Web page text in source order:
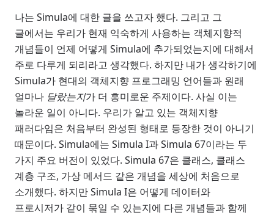
나는 Simula에 대한 글을 쓰고자 했다. 그리고 그
글에서는 우리가 현재 익숙하게 사용하는 객체지향적
개념들이 언제 어떻게 Simula에 추가되었는지에 대해서
주로 다루게 되리라고 생각했다. 하지만 내가 생각하기에
Simula가 현대의 객체지향 프로그래밍 언어들과 원래
얼마나 달랐는지가 더 흥미로운 주제이다. 사실 이는
놀라운 일이 아니다. 우리가 알고 있는 객체지향
패러다임은 처음부터 완성된 형태로 등장한 것이 아니기
때문이다. Simula에는 Simula I과 Simula 67이라는 두
가지 주요 버전이 있었다. Simula 67은 클래스, 클래스
계층 구조, 가상 메서드 같은 개념을 세상에 처음으로
소개했다. 하지만 Simula I은 어떻게 데이터와
프로시저가 같이 묶일 수 있는지에 다른 개념들과 함께